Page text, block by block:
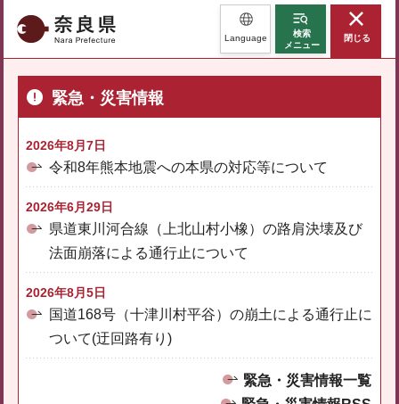
奈良県 Language
検索
メニュー
閉じる
緊急・災害情報
2026年8月7日
令和8年熊本地震への本県の対応等について
2026年6月29日
県道東川河合線（上北山村小橡）の路肩決壊及び
法面崩落による通行止について
2026年8月5日
国道168号（十津川村平谷）の崩土による通行止に
ついて(迂回路有り)
緊急・災害情報一覧